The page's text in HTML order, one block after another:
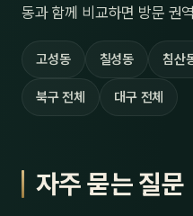
동과 함께 비교하면 방문 권
고성동 칠성동 침산
북구 전체 대구 전체
자주 묻는 질문